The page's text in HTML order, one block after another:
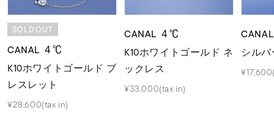
SOLDOUT
CANAL ４℃
K10ホワイトゴールド ブ
レスレット
¥28,600(tax in)
CANAL ４℃
K10ホワイトゴールド ネ
ックレス
¥33,000(tax in)
シル